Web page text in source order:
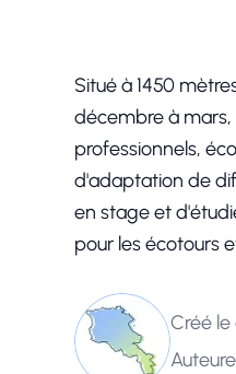
Situé à 1450
décembre à mars,
professionnels,
d'adaptation de
en stage et
pour les écotours
Créé le